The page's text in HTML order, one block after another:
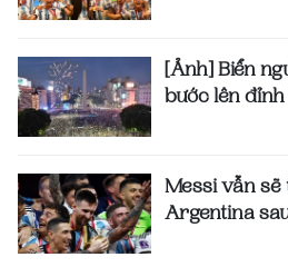
[Ảnh] Biển
bước lên
Messi vẫn
Argentina